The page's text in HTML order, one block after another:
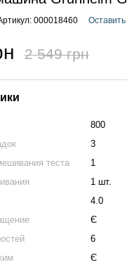
000018460
2 549 грн
800
3
теста
1
1 шт.
4.0
Є
6
Є